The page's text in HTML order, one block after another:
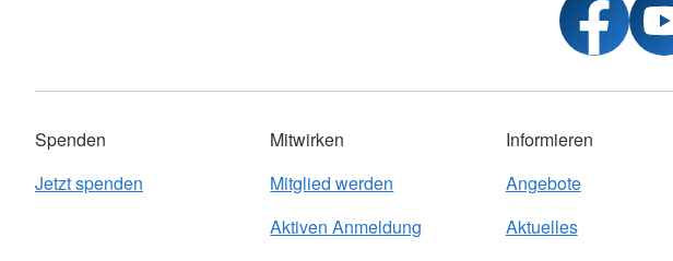
Spenden
Jetzt spenden
Mitwirken
Mitglied werden
Aktiven Anmeldung
Informieren
Angebote
Aktuelles